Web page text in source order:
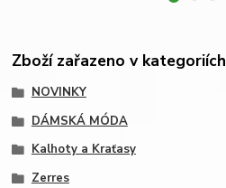
Zboží zařazeno v kategoriích
NOVINKY
DÁMSKÁ MÓDA
Kalhoty a Kraťasy
Zerres